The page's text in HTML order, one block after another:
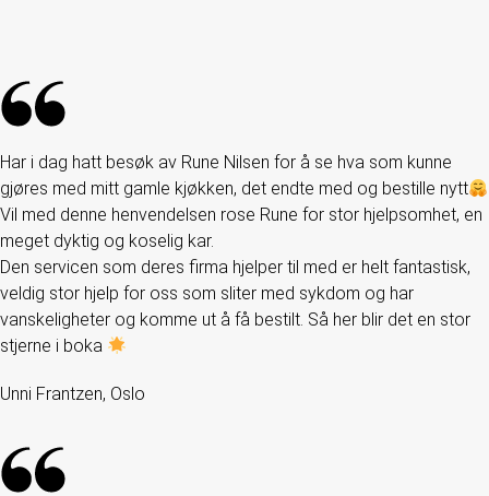
Har i dag hatt besøk av Rune Nilsen for å se hva som kunne
gjøres med mitt gamle kjøkken, det endte med og bestille nytt
Vil med denne henvendelsen rose Rune for stor hjelpsomhet, en
meget dyktig og koselig kar.
Den servicen som deres firma hjelper til med er helt fantastisk,
veldig stor hjelp for oss som sliter med sykdom og har
vanskeligheter og komme ut å få bestilt. Så her blir det en stor
stjerne i boka
Unni Frantzen, Oslo